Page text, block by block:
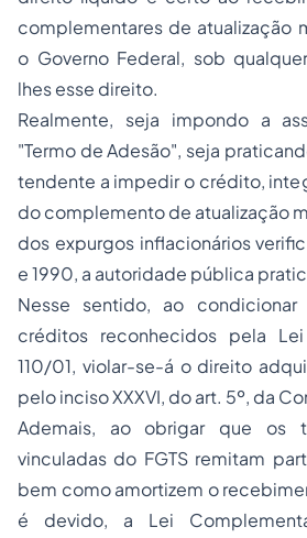
complementares de atualização
o Governo Federal, sob
lhes esse direito.
Realmente, seja impondo a
"Termo de Adesão", seja
tendente a impedir o crédito,
do complemento de atualização
dos expurgos inflacionários
e 1990, a autoridade pública
Nesse sentido, ao
créditos reconhecidos pela
110/01, violar-se-á o direito
pelo inciso XXXVI, do art. 5º, da
Ademais, ao obrigar que os
vinculadas do FGTS remitam
bem como amortizem o
é devido, a Lei